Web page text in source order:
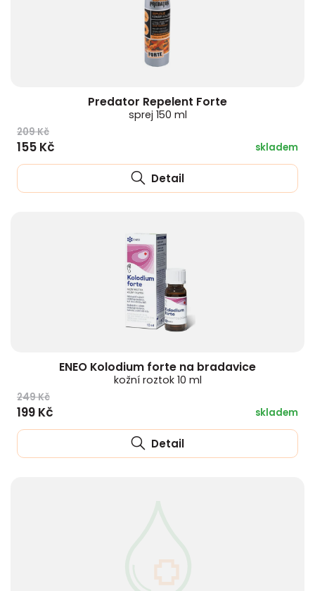
Predator Repelent Forte
sprej 150 ml
209 Kč
155 Kč skladem
Detail
ENEO Kolodium forte na bradavice
kožní roztok 10 ml
249 Kč
199 Kč skladem
Detail